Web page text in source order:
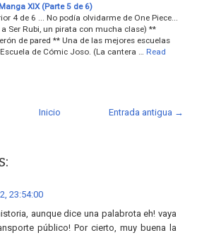
XIX (Parte 5 de 6)
4 de 6 ... No podía olvidarme de One Piece...
Ser Rubi, un pirata con mucha clase) **
de pared ** Una de las mejores escuelas
de Cómic Joso. (La cantera …
Read
Entrada antigua →
Inicio
23:54:00
aunque dice una palabrota eh! vaya
público! Por cierto, muy buena la